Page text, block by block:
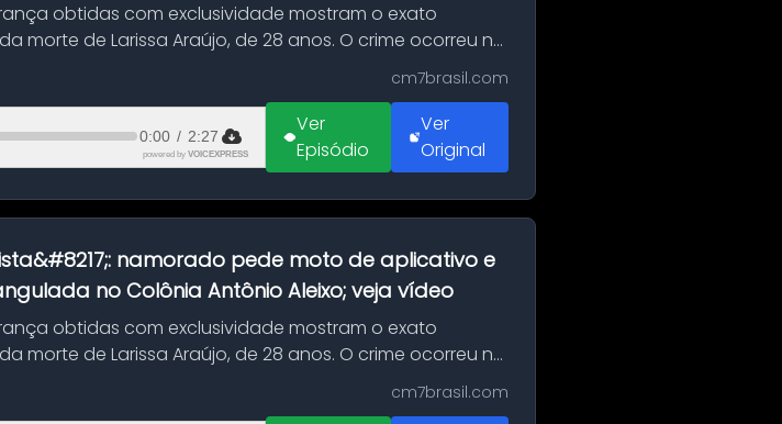
obtidas com exclusividade mostram o exato
morte de Larissa Araújo, de 28 anos. O crime ocorreu na
cm7brasil.com
0:00 / 2:27
powered by VOICEXPRESS
Ver
Episódio
Ver
Original
namorado pede moto de aplicativo e
no Colônia Antônio Aleixo; veja vídeo
obtidas com exclusividade mostram o exato
morte de Larissa Araújo, de 28 anos. O crime ocorreu na
cm7brasil.com